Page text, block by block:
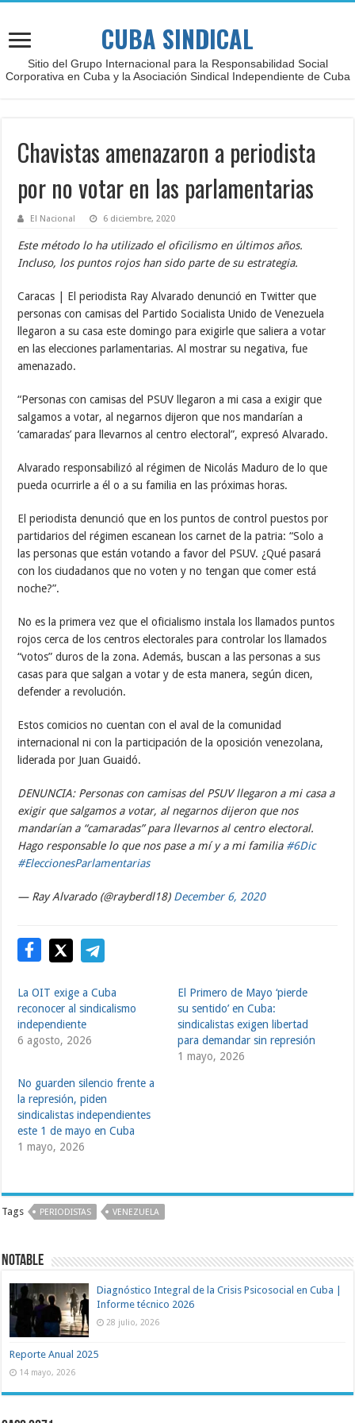
CUBA SINDICAL
Sitio del Grupo Internacional para la Responsabilidad Social
Corporativa en Cuba y la Asociación Sindical Independiente de Cuba
Chavistas amenazaron a periodista
por no votar en las parlamentarias
El Nacional 6 diciembre, 2020
Este método lo ha utilizado el oficilismo en últimos años.
Incluso, los puntos rojos han sido parte de su estrategia.
Caracas | El periodista Ray Alvarado denunció en Twitter que
personas con camisas del Partido Socialista Unido de Venezuela
llegaron a su casa este domingo para exigirle que saliera a votar
en las elecciones parlamentarias. Al mostrar su negativa, fue
amenazado.
“Personas con camisas del PSUV llegaron a mi casa a exigir que
salgamos a votar, al negarnos dijeron que nos mandarían a
‘camaradas’ para llevarnos al centro electoral”, expresó Alvarado.
Alvarado responsabilizó al régimen de Nicolás Maduro de lo que
pueda ocurrirle a él o a su familia en las próximas horas.
El periodista denunció que en los puntos de control puestos por
partidarios del régimen escanean los carnet de la patria: “Solo a
las personas que están votando a favor del PSUV. ¿Qué pasará
con los ciudadanos que no voten y no tengan que comer está
noche?”.
No es la primera vez que el oficialismo instala los llamados puntos
rojos cerca de los centros electorales para controlar los llamados
“votos” duros de la zona. Además, buscan a las personas a sus
casas para que salgan a votar y de esta manera, según dicen,
defender a revolución.
Estos comicios no cuentan con el aval de la comunidad
internacional ni con la participación de la oposición venezolana,
liderada por Juan Guaidó.
DENUNCIA: Personas con camisas del PSUV llegaron a mi casa a
exigir que salgamos a votar, al negarnos dijeron que nos
mandarían a “camaradas” para llevarnos al centro electoral.
Hago responsable lo que nos pase a mí y a mi familia #6Dic
#EleccionesParlamentarias
— Ray Alvarado (@rayberdl18) December 6, 2020
La OIT exige a Cuba
reconocer al sindicalismo
independiente
6 agosto, 2026
El Primero de Mayo ‘pierde
su sentido’ en Cuba:
sindicalistas exigen libertad
para demandar sin represión
1 mayo, 2026
No guarden silencio frente a
la represión, piden
sindicalistas independientes
este 1 de mayo en Cuba
1 mayo, 2026
Tags PERIODISTAS VENEZUELA
NOTABLE
Diagnóstico Integral de la Crisis Psicosocial en Cuba |
Informe técnico 2026
28 julio, 2026
Reporte Anual 2025
14 mayo, 2026